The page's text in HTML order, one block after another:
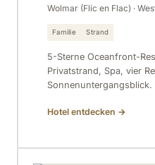
Wolmar (Flic en Flac) ·
Familie Strand
5-Sterne Oceanfront-
Privatstrand, Spa, vier
Hotel entdecken →